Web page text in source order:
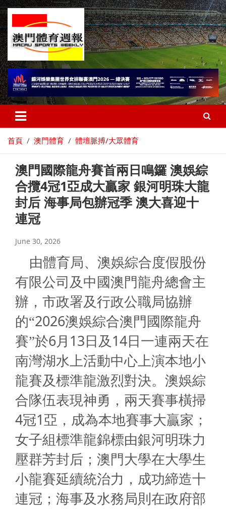
首頁 澳門體育 體壇脈搏/大眾體育
澳門國際龍舟賽首兩日鳴鑼 澳娛綜
合攬4冠1亞成大贏家 銀河明珠大龍
封后 海事局包辦冠季 澳大喜迎十
連冠
June 30, 2026
由體育局、澳娛綜合度假股份
有限公司及中國澳門龍舟總會主
辦，市政署及行政公職局協辦
的“2026澳娛綜合澳門國際龍舟
賽”於6月 13 日及 14 日一連兩天在
南灣湖水上活動中心上演本地小
龍賽及標準龍激烈對決。澳娛綜
合隊伍表現神勇，兩天賽事橫掃
4冠1 亞，成為本地賽事大贏家；
女子組標準龍錦標由銀河明珠力
壓群芳封后；澳門大學在大學生
小龍賽延續統治力，成功締造十
連冠；海事及水務局則在政府部